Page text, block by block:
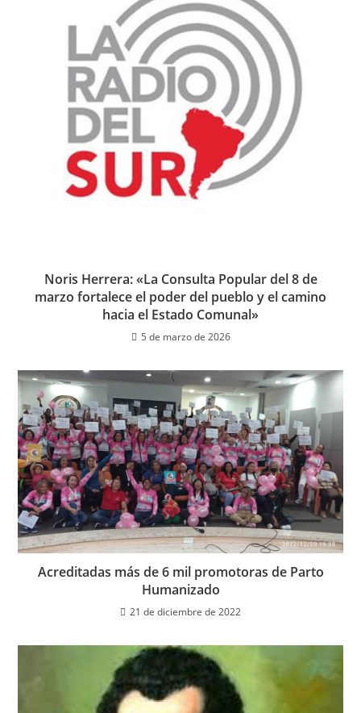
Noris Herrera: «La Consulta Popular del 8 de
marzo fortalece el poder del pueblo y el camino
hacia el Estado Comunal»
5 de marzo de 2026
Acreditadas más de 6 mil promotoras de Parto
Humanizado
21 de diciembre de 2022